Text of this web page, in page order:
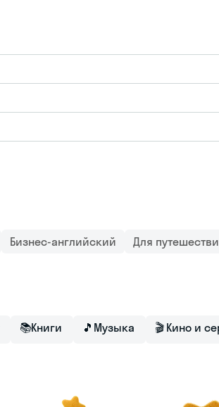
Бизнес-английский Для
📚Книги 🎵 Музыка 🎬 Кино и